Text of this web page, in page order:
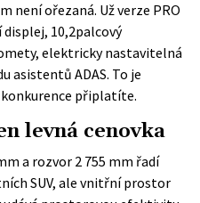
není ořezaná. Už verze PRO
10,2palcový
elektricky nastavitelná
asistentů ADAS. To je
připlatíte.
levná cenovka
a rozvor 2 755 mm řadí
SUV, ale vnitřní prostor